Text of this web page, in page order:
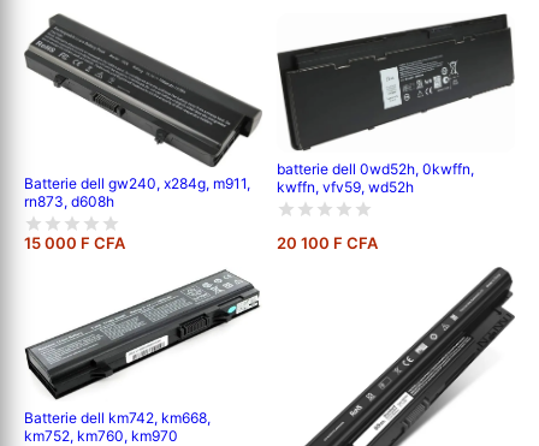
Batterie dell gw240, x284g, m911,
rn873, d608h
15 000 F CFA
batterie dell 0wd52h, 0kwffn,
kwffn, vfv59, wd52h
20 100 F CFA
Batterie dell km742, km668,
km752, km760, km970